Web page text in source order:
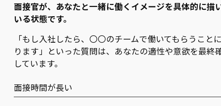
面接官が、あなたと一緒に働くイメージを具体的に描
いる状態です。
「もし入社したら、〇〇のチームで働いてもらうこと
ります」といった質問は、あなたの適性や意欲を最終
しています。
面接時間が長い